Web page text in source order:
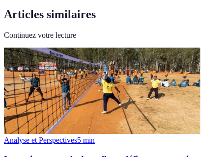
Articles similaires
Continuez votre lecture
Analyse et Perspectives5 min